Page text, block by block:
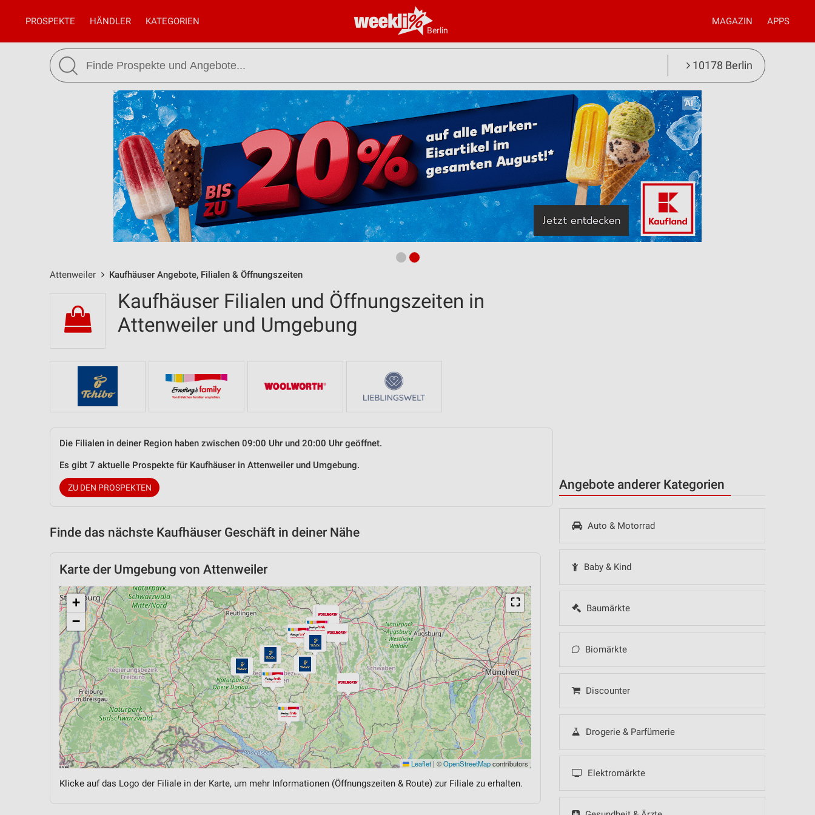
Berlin
PROSPEKTE HÄNDLER KATEGORIEN MAGAZIN APPS
10178 Berlin
Attenweiler Kaufhäuser Angebote, Filialen & Öffnungszeiten
Angebote anderer Kategorien
Auto & Motorrad
Baby & Kind
Baumärkte
Biomärkte
Discounter
Drogerie & Parfümerie
Elektromärkte
Kaufhäuser Filialen und Öffnungszeiten in
Attenweiler und Umgebung
Die Filialen in deiner Region haben zwischen 09:00 Uhr und 20:00 Uhr geöffnet.
Es gibt 7 aktuelle Prospekte für Kaufhäuser in Attenweiler und Umgebung.
ZU DEN PROSPEKTEN
Finde das nächste Kaufhäuser Geschäft in deiner Nähe
Karte der Umgebung von Attenweiler
⛶
+
−
Leaflet | ©OpenStreetMapcontributors
Klicke auf das Logo der Filiale in der Karte, um mehr Informationen (Öffnungszeiten & Route) zur Filiale zu erhalten.